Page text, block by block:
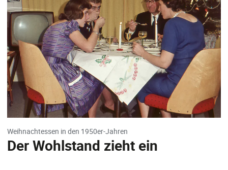
Weihnachtessen in den 1950er-Jahren
Der Wohlstand zieht ein